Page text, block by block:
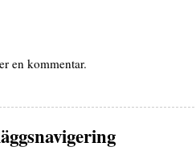
en kommentar.